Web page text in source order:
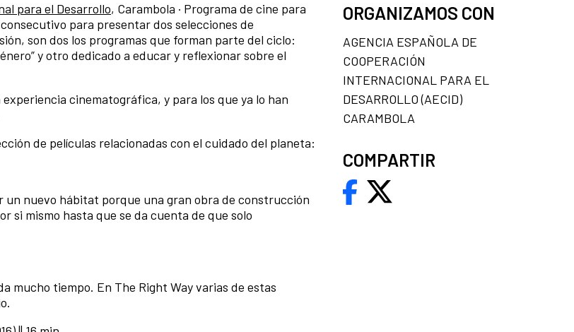
para el Desarrollo, Carambola · Programa de cine para
para presentar dos selecciones de
son dos los programas que forman parte del ciclo:
y otro dedicado a educar y reflexionar sobre el
cinematográfica, y para los que ya lo han
de películas relacionadas con el cuidado del planeta:
un nuevo hábitat porque una gran obra de construcción
si mismo hasta que se da cuenta de que solo
mucho tiempo. En The Right Way varias de estas
ORGANIZAMOS CON
AGENCIA ESPAÑOLA DE
COOPERACIÓN
INTERNACIONAL PARA EL
DESARROLLO (AECID)
CARAMBOLA
COMPARTIR